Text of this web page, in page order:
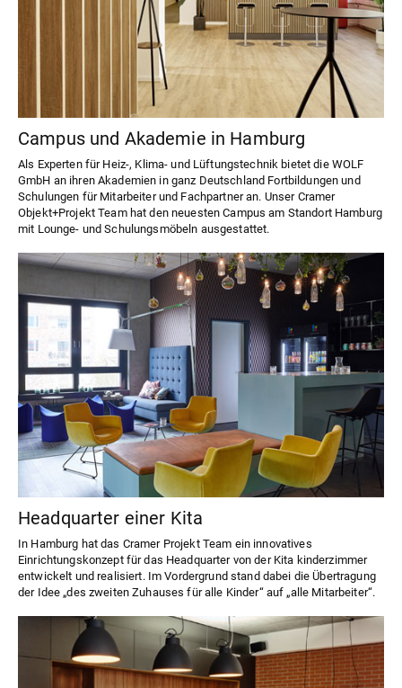
Campus und Akademie in Hamburg
Als Experten für Heiz-, Klima- und Lüftungstechnik bietet die WOLF
GmbH an ihren Akademien in ganz Deutschland Fortbildungen und
Schulungen für Mitarbeiter und Fachpartner an. Unser Cramer
Objekt+Projekt Team hat den neuesten Campus am Standort Hamburg
mit Lounge- und Schulungsmöbeln ausgestattet.
Headquarter einer Kita
In Hamburg hat das Cramer Projekt Team ein innovatives
Einrichtungskonzept für das Headquarter von der Kita kinderzimmer
entwickelt und realisiert. Im Vordergrund stand dabei die Übertragung
der Idee „des zweiten Zuhauses für alle Kinder“ auf „alle Mitarbeiter“.